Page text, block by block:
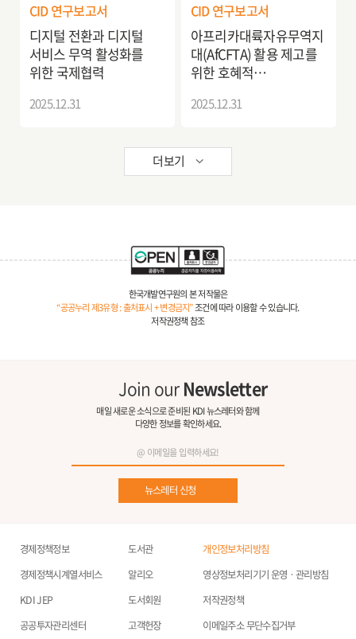
CID 연구보고서
디지털 전환과 디지털
서비스 무역 활성화를
위한 국제협력
2025.12.31
CID 연구보고서
아프리카대륙자유무역지
대(AfCFTA) 활용 제고를
위한 호혜적
2025.12.31
더보기
한국개발연구원의 본 저작물은
“공공누리 제3유형 : 출처표시 + 변경금지”조건에 따라 이용할 수 있습니다.
저작권정책 참조
Join ourNewsletter
매일 새로운 소식으로 준비된 KDI 뉴스레터와 함께
다양한 정보를 확인하세요.
뉴스레터 신청
경제정책정보
경제정책시계열서비스
KDI JEP
공공투자관리센터
도서관
알리오
도서회원
고객헌장
개인정보처리방침
영상정보처리기기 운영ㆍ관리방침
저작권정책
이메일주소 무단수집거부